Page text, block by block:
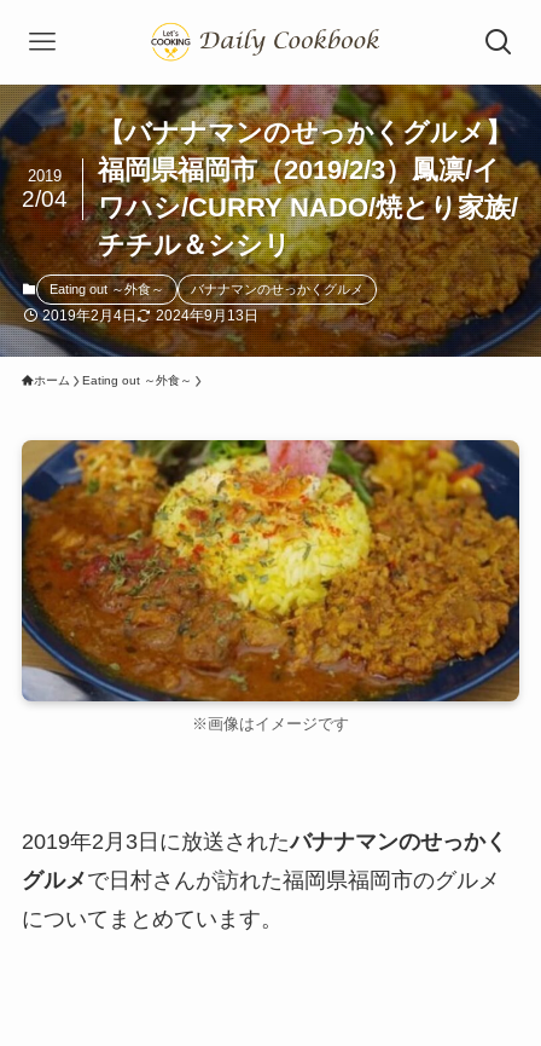
【バナナマンのせっかくグルメ】
福岡県福岡市（2019/2/3）鳳凛/イ
ワハシ/CURRY NADO/焼とり家族/
チチル＆シシリ
2019
2/04
Eating out ～外食～ バナナマンのせっかくグルメ
2019年2月4日 2024年9月13日
ホーム Eating out ～外食～
※画像はイメージです
2019年2月3日に放送されたバナナマンのせっかく
グルメで日村さんが訪れた福岡県福岡市のグルメ
についてまとめています。